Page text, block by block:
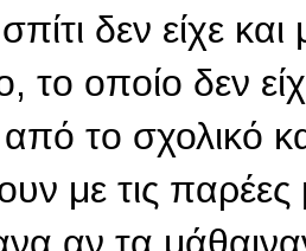
δεν είχε
το οποίο δεν
το σχολικό
με τις